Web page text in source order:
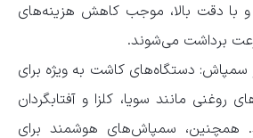
با دقت بالا، موجب کاهش هزینه‌های
برداشت می‌شوند.
دستگاه‌های کاشت به ویژه برای
مانند سویا، کلزا و آفتابگردان
همچنین، سمپاش‌های هوشمند برای